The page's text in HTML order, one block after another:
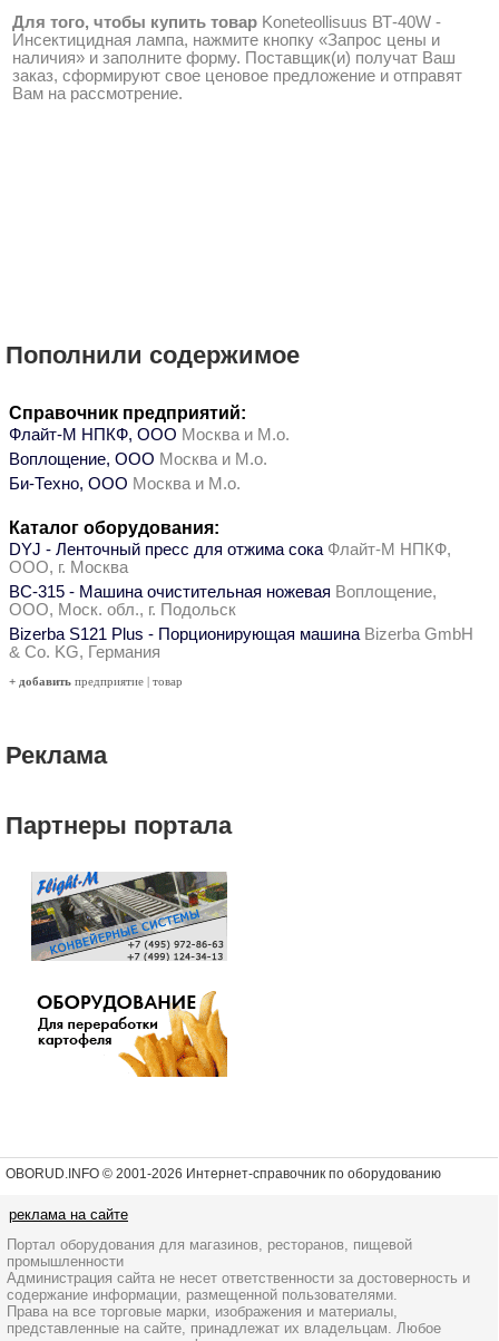
Для того, чтобы купить товар Koneteollisuus ВТ-40W -
Инсектицидная лампа, нажмите кнопку «Запрос цены и
наличия» и заполните форму. Поставщик(и) получат Ваш
заказ, сформируют свое ценовое предложение и отправят
Вам на рассмотрение.
Пополнили содержимое
Справочник предприятий:
Флайт-М НПКФ, ООО Москва и М.о.
Воплощение, ООО Москва и М.о.
Би-Техно, ООО Москва и М.о.
Каталог оборудования:
DYJ - Ленточный пресс для отжима сока Флайт-М НПКФ,
ООО, г. Москва
ВС-315 - Машина очистительная ножевая Воплощение,
ООО, Моск. обл., г. Подольск
Bizerba S121 Plus - Порционирующая машина Bizerba GmbH
& Co. KG, Германия
+ добавить предприятие | товар
Реклама
Партнеры портала
OBORUD.INFO © 2001-2026 Интернет-справочник по оборудованию
реклама на сайте
Портал оборудования для магазинов, ресторанов, пищевой
промышленности
Администрация сайта не несет ответственности за достоверность и
содержание информации, размещенной пользователями.
Права на все торговые марки, изображения и материалы,
представленные на сайте, принадлежат их владельцам. Любое